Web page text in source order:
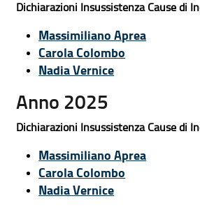
Dichiarazioni Insussistenza Cause di
Massimiliano Aprea
Carola Colombo
Nadia Vernice
Anno 2025
Dichiarazioni Insussistenza Cause di
Massimiliano Aprea
Carola Colombo
Nadia Vernice